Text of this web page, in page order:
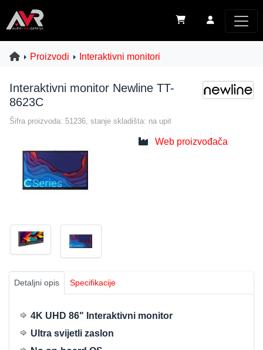
Proizvodi Interaktivni monitori
Interaktivni monitor Newline TT-
8623C
Šifra proizvoda: 51236, stanje skladišta: na upit
Web proizvođača
Detaljni opis Specifikacije
4K UHD 86" Interaktivni monitor
Ultra svijetli zaslon